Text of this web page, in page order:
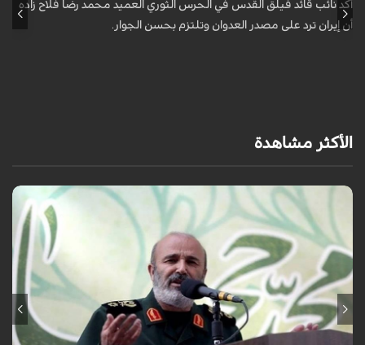
أكد نائب قائد فيلق القدس في الحرس الثوري العميد محمد رضا فلاح زاده
أن إيران ترد على مصدر العدوان وتلتزم بحسن الجوار.
الأكثر مشاهدة
أكد نائب قائد فيلق القدس في الحرس الثوري العميد محمد رضا فلاح زاده أن
إيران ترد على مصدر العدوان وتلتزم بحسن الجوار.